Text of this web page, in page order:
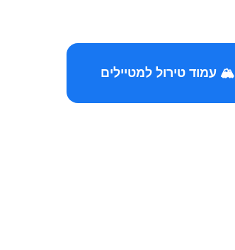
🏔️ עמוד טירול למטיילים